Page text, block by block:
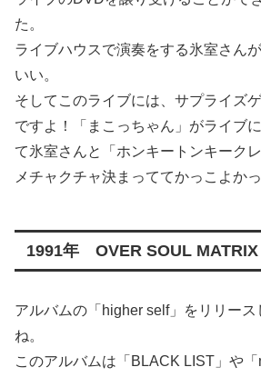
た。
ライブハウスで演奏をする氷室さん
いい。
そしてこのライブには、サプライズ
ですよ！「まこっちゃん」がライブ
て氷室さんと「ホンキートンキーク
メチャクチャ決まっててかっこよかっ
1991年 OVER SOUL
アルバムの「higher self」をリリー
ね。
このアルバムは「BLACK LIST」や